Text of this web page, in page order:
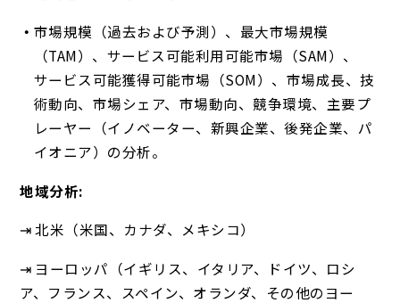
市場規模（過去および予測）、最大市場規模
（TAM）、サービス可能利用可能市場（SAM）、
サービス可能獲得可能市場（SOM）、市場成長、技
術動向、市場シェア、市場動向、競争環境、主要プ
レーヤー（イノベーター、新興企業、後発企業、パ
イオニア）の分析。
地域分析:
⇥ 北米（米国、カナダ、メキシコ）
⇥ ヨーロッパ（イギリス、イタリア、ドイツ、ロシ
ア、フランス、スペイン、オランダ、その他のヨー